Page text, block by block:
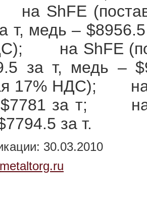
ShFE
т, медь –
на ShFE
за т, медь –
17% НДС); на
за т; на
за т.
30.03.2010
metaltorg.ru